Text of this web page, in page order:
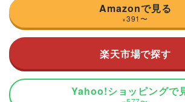
Amazonで見る
¥ 391〜
楽天市場で探す
Yahoo!ショッピングで